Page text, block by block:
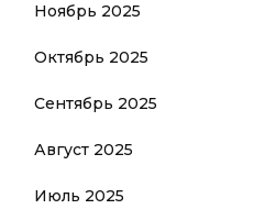
Ноябрь 2025
Октябрь 2025
Сентябрь 2025
Август 2025
Июль 2025